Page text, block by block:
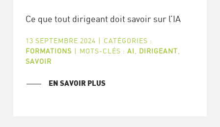
Ce que tout dirigeant doit savoir sur l’IA
13 SEPTEMBRE 2024 | CATÉGORIES :
FORMATIONS | MOTS-CLÉS : AI DIRIGEANT
SAVOIR
EN SAVOIR PLUS